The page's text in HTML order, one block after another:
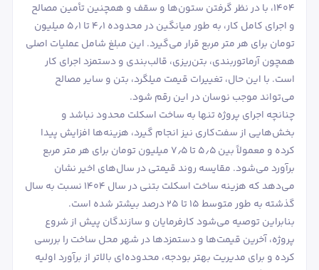
۱۴۰۴، با در نظر گرفتن ستون‌ها و سقف و همچنین تأمین مصالح
و اجرای کامل کار، به طور میانگین در محدوده ۴٫۱ تا ۵٫۱ میلیون
تومان برای هر متر مربع قرار می‌گیرد. این مبلغ شامل عملیات اصلی
همچون آرماتوربندی، بتن‌ریزی، قالب‌بندی و دستمزد اجرای کار
است. با این حال، تغییرات قیمت میلگرد، بتن و سایر مصالح
می‌تواند موجب نوسان در این رقم شود.
چنانچه اجرای پروژه تنها به ساخت اسکلت محدود نباشد و
بخش‌هایی از سفت‌کاری نیز انجام گیرد، هزینه‌ها افزایش پیدا
کرده و معمولاً بین ۵٫۵ تا ۷٫۵ میلیون تومان برای هر متر مربع
برآورد می‌شود. مقایسه روند قیمتی در سال‌های اخیر نشان
می‌دهد که هزینه ساخت اسکلت بتنی در سال ۱۴۰۴ نسبت به سال
گذشته به طور متوسط ۱۵ تا ۲۵ درصد بیشتر شده است.
بنابراین توصیه می‌شود کارفرمایان و سازندگان پیش از شروع
پروژه، آخرین قیمت‌ها و دستمزدها در شهر محل ساخت را بررسی
کرده و برای مدیریت بهتر بودجه، محدوده‌ای بالاتر از برآورد اولیه